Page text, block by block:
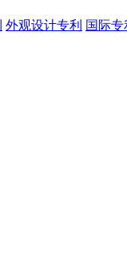
外观设计专利 国际专